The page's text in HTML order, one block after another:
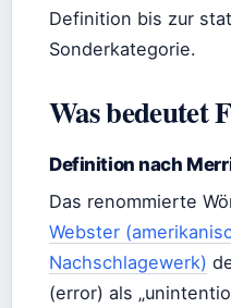
Definition bis zur
Sonderkategorie.
Was bedeutet
Definition nach
Das renommierte
Webster
Nachschlagewerk)
(error) als